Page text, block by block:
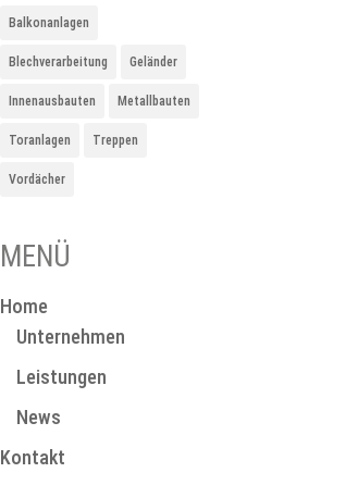
Balkonanlagen
Blechverarbeitung Geländer
Innenausbauten Metallbauten
Toranlagen Treppen
Vordächer
MENÜ
Home
Unternehmen
Leistungen
News
Kontakt